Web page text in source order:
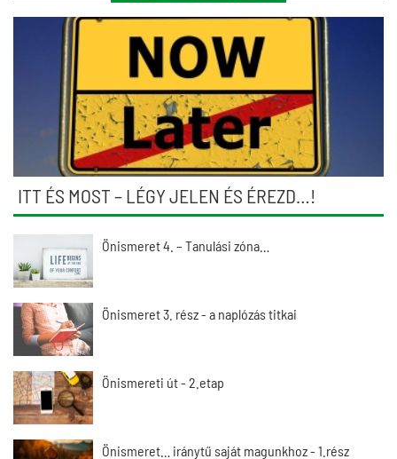
ITT ÉS MOST – LÉGY JELEN ÉS ÉREZD…!
Önismeret 4. – Tanulási zóna…
Önismeret 3. rész - a naplózás titkai
Önismereti út - 2.etap
Önismeret… iránytű saját magunkhoz - 1.rész